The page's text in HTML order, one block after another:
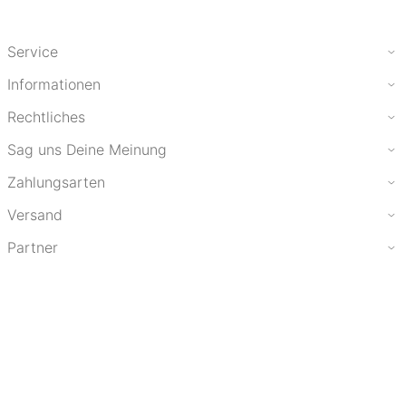
Service
Informationen
Rechtliches
Sag uns Deine Meinung
Zahlungsarten
Versand
Partner